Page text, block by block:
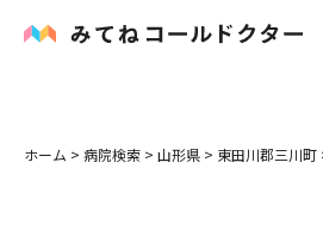
内科
ホーム > 病院検索 > 山形県 > 東田川郡三川町